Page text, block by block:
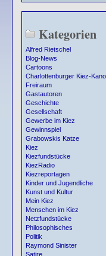
Kategorien
Alfred Rietschel
Blog-News
Cartoons
Charlottenburger Kiez-
Freiraum
Gastautoren
Geschichte
Gesellschaft
Gewerbe im Kiez
Gewinnspiel
Grabowskis Katze
Kiez
Kiezfundstücke
KiezRadio
Kiezreportagen
Kinder und Jugendliche
Kunst und Kultur
Mein Kiez
Menschen im Kiez
Netzfundstücke
Philosophisches
Politik
Raymond Sinister
Satire